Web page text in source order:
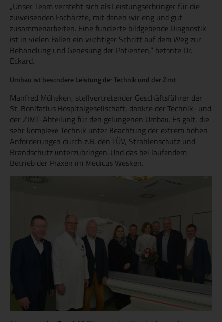
„Unser Team versteht sich als Leistungserbringer für die
zuweisenden Fachärzte, mit denen wir eng und gut
zusammenarbeiten. Eine fundierte bildgebende Diagnostik
ist in vielen Fällen ein wichtiger Schritt auf dem Weg zur
Behandlung und Genesung der Patienten,“ betonte Dr.
Eckard.
Umbau ist besondere Leistung der Technik und der Zimt
Manfred Möheken, stellvertretender Geschäftsführer der
St. Bonifatius Hospitalgesellschaft, dankte der Technik- und
der ZIMT-Abteilung für den gelungenen Umbau. Es galt, die
sehr komplexe Technik unter Beachtung der extrem hohen
Anforderungen durch z.B. den TÜV, Strahlenschutz und
Brandschutz unterzubringen. Und das bei laufendem
Betrieb der Praxen im Medicus Wesken.